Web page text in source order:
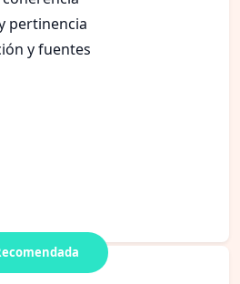
pertinencia
y fuentes